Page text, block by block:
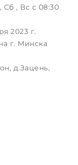
Сб , Вс c 08:30
2023 г.
г. Минска
д.Зацень,